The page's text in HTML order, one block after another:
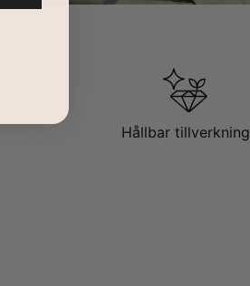
Hållbar tillverkning